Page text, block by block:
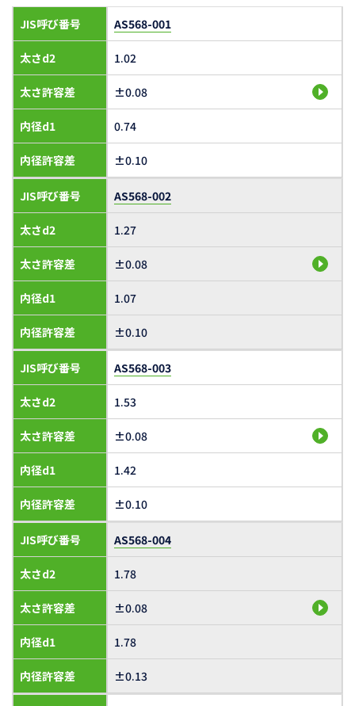
JIS呼び番号
太さd2
太さ許容差
内径d1
内径許容差
AS568-001
1.02
±0.08
0.74
±0.10
JIS呼び番号
太さd2
太さ許容差
内径d1
内径許容差
AS568-002
1.27
±0.08
1.07
±0.10
JIS呼び番号
太さd2
太さ許容差
内径d1
内径許容差
AS568-003
1.53
±0.08
1.42
±0.10
JIS呼び番号
太さd2
太さ許容差
内径d1
内径許容差
AS568-004
1.78
±0.08
1.78
±0.13